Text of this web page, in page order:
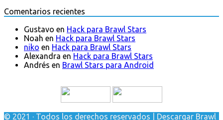
Comentarios recientes
Gustavo en Hack para Brawl Stars
Noah en Hack para Brawl Stars
niko en Hack para Brawl Stars
Alexandra en Hack para Brawl Stars
Andrés en Brawl Stars para Android
© 2021 · Todos los derechos reservados | Descargar Brawl